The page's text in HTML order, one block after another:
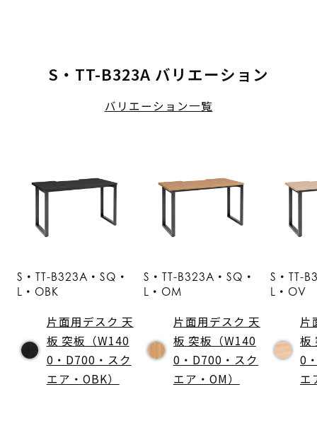
S・TT-B323A バリエーション
バリエーション一覧
S・TT-B323A・SQ・
L・OBK
片面用デスク 天
板 突板（W140
0・D700・スク
エア・OBK）
S・TT-B323A・SQ・
L・OM
片面用デスク 天
板 突板（W140
0・D700・スク
エア・OM）
S・TT-
L・OV
片
板
0
エ